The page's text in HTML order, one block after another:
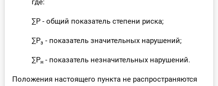
где:
∑Р - общий показатель степени риска;
∑Рз - показатель значительных нарушений;
∑Рн - показатель незначительных нарушений.
Положения настоящего пункта не распространяются